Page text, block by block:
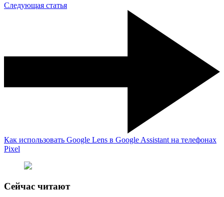
Следующая статья
Как использовать Google Lens в Google Assistant на телефонах
Pixel
Сейчас читают